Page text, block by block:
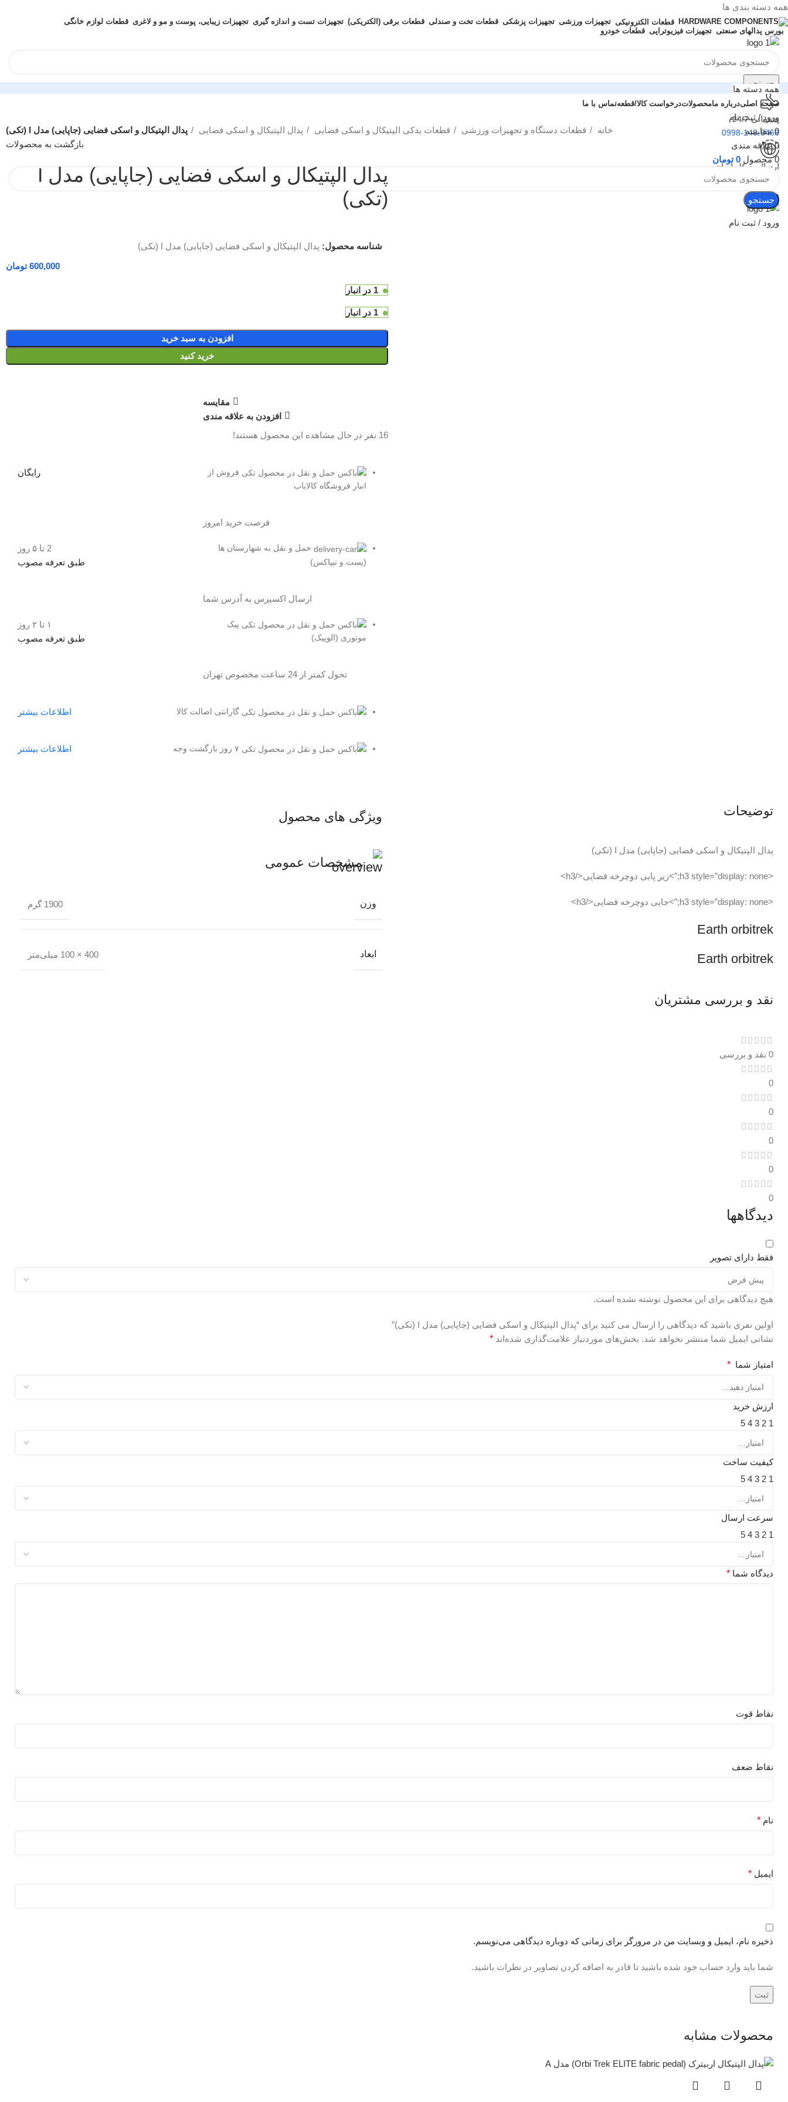
همه دسته بندی ها
قطعات الکترونیکی تجهیزات ورزشی تجهیزات پزشکی قطعات تخت و صندلی قطعات برقی (الکتریکی) تجهیزات تست و اندازه گیری تجهیزات زیبایی، پوست و مو و لاغری قطعات لوازم خانگی
بورس پدالهای صنعتی تجهیزات فیزیوتراپی قطعات خودرو
جستجو
پشتیبانی 24/7
0998-148-8468
ارسال به کل ایران
تهران و شهرستان ها
منو
ورود / ثبت نام
همه دسته ها
صفحه اصلیدرباره مامحصولاتدرخواست کالا/قطعهتماس با ما
ورود / ثبت نام
0 مقایسه
0 علاقه مندی
0 محصول 0 تومان
جستجو
خانه قطعات دستگاه و تجهیزات ورزشی قطعات یدکی الپتیکال و اسکی فضایی پدال الپتیکال و اسکی فضایی
پدال الپتیکال و اسکی فضایی (جاپایی) مدل I (تکی)
بازگشت به محصولات
پدال الپتیکال و اسکی فضایی (جاپایی) مدل I
(تکی)
شناسه محصول: پدال الپتیکال و اسکی فضایی (جاپایی) مدل I (تکی)
تومان
1 در انبار
1 در انبار
افزودن به سبد خرید
خرید کنید
مقایسه
افزودن به علاقه مندی
16 نفر در حال مشاهده این محصول هستند!
فروش از
انبار فروشگاه کالایاب
فرصت خرید امروز
رایگان
حمل و نقل به شهارستان ها
(پست و تیپاکس)
ارسال اکسپرس به آدرس شما
2 تا ۵ روز
طبق تعرفه مصوب
پیک
موتوری (الوپیک)
تحول کمتر از 24 ساعت مخصوص تهران
۱ تا ۲ روز
طبق تعرفه مصوب
گارانتی اصالت کالا اطلاعات بیشتر
۷ روز بازگشت وجه اطلاعات بیشتر
توضیحات
پدال الپتیکال و اسکی فضایی (جاپایی) مدل I (تکی)
<h3 style=”display: none;”>زیر پایی دوچرخه فضایی</h3>
<h3 style=”display: none;”>جایی دوچرخه فضایی</h3>
Earth orbitrek
Earth orbitrek
ویژگی های محصول
مشخصات عمومی
وزن 1900 گرم
ابعاد 400 × 100 میلی‌متر
نقد و بررسی مشتریان
0 نقد و بررسی
0
0
0
0
0
دیدگاهها
فقط دارای تصویر
هیچ دیدگاهی برای این محصول نوشته نشده است.
اولین نفری باشید که دیدگاهی را ارسال می کنید برای “پدال الپتیکال و اسکی فضایی (جاپایی) مدل I (تکی)”
نشانی ایمیل شما منتشر نخواهد شد. بخش‌های موردنیاز علامت‌گذاری شده‌اند *
امتیاز شما *
ارزش خرید
1
2
3
4
5
کیفیت ساخت
1
2
3
4
5
سرعت ارسال
1
2
3
4
5
دیدگاه شما *
نقاط قوت
نقاط ضعف
نام *
ایمیل *
ذخیره نام، ایمیل و وبسایت من در مرورگر برای زمانی که دوباره دیدگاهی می‌نویسم.
شما باید وارد حساب خود شده باشید تا قادر به اضافه کردن تصاویر در نظرات باشید.
محصولات مشابه